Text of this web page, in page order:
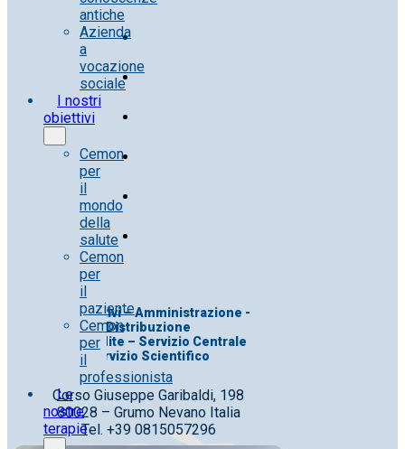
antiche
Azienda
a
vocazione
sociale
I nostri
obiettivi
Cemon
per
il
mondo
della
salute
Cemon
per
il
paziente
Cemon
per
il
professionista
Le
nostre
terapie
Uff. Direttivi – Amministrazione -
Distribuzione
Uff. Vendite – Servizio Centrale
Servizio Scientifico
Corso Giuseppe Garibaldi, 198
80028 – Grumo Nevano Italia
Tel. +39 0815057296